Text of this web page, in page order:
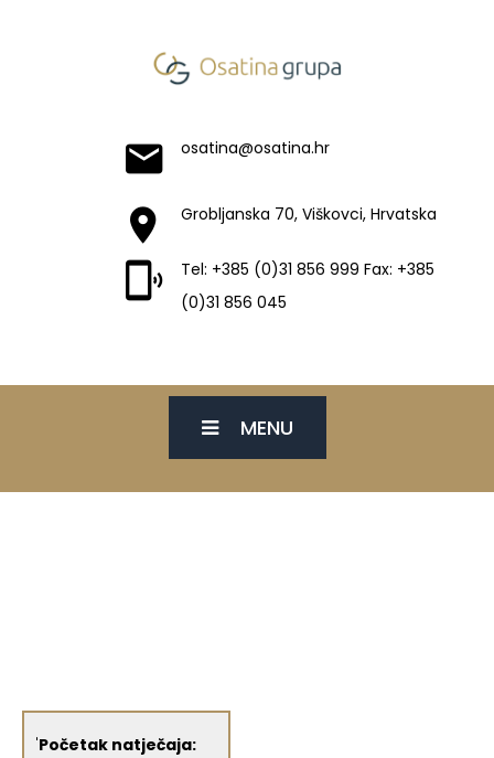
osatina@osatina.hr
Grobljanska 70, Viškovci, Hrvatska
Tel: +385 (0)31 856 999 Fax: +385
(0)31 856 045
MENU
'Početak natječaja: